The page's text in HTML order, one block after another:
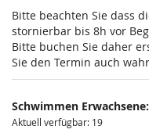
Bitte beachten Sie dass
stornierbar bis 8h vor
Bitte buchen Sie daher
Sie den Termin auch
Schwimmen
Aktuell verfügbar: 19